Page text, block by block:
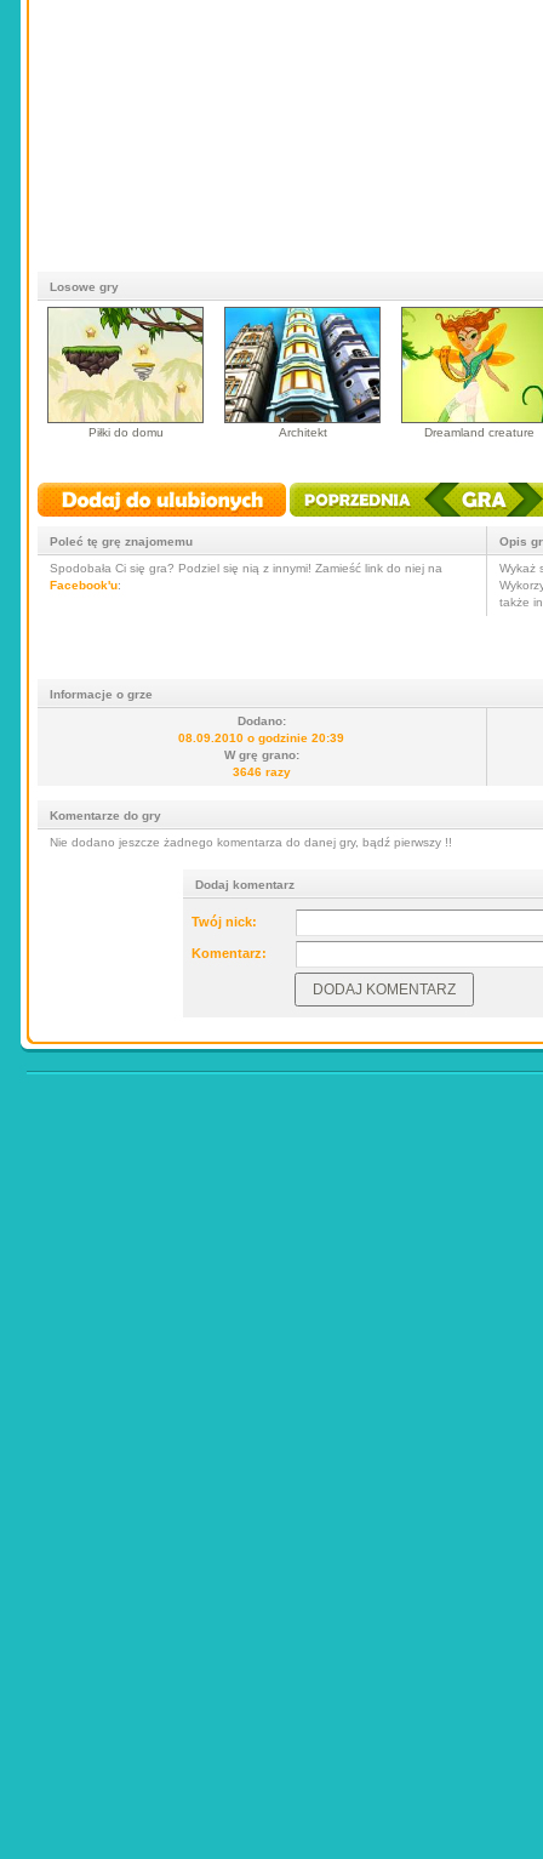
Losowe gry
Piłki do domu Architekt Dreamland creature
Poleć tę grę znajomemu
Spodobała Ci się gra? Podziel się nią z innymi! Zamieść link do niej na
Facebook'u:
Opis
Wykaż
także
Informacje o grze
Dodano:
08.09.2010 o godzinie 20:39
W grę grano:
3646 razy
Komentarze do gry
Nie dodano jeszcze żadnego komentarza do danej gry, bądź pierwszy !!
Dodaj komentarz
Twój nick:
Komentarz: